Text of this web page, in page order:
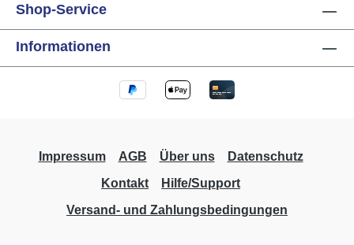
Shop-Service
Informationen
Impressum AGB Über uns
Datenschutz
Kontakt
Hilfe/Support
Versand- und Zahlungsbedingungen